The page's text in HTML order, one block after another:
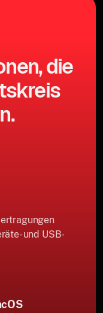
die
und USB-